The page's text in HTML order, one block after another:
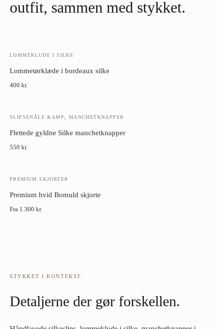
jakkesæt til bryllup eller formel business.
outfit, sammen med stykket.
LOMMEKLUDE I SILKE
Lommetørklæde i bordeaux silke
400 kr.
SLIPSENÅLE &AMP; MANCHETKNAPPER
Flettede gyldne Silke manchetknapper
550 kr.
PREMIUM SKJORTER
Premium hvid Bomuld skjorte
Fra 1.300 kr.
STYKKET I KONTEKST
Detaljerne der gør forskellen.